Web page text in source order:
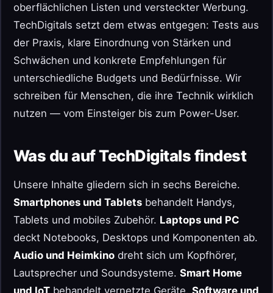
oberflächlichen Listen und versteckter Werbung.
TechDigitals setzt dem etwas entgegen: Tests aus
der Praxis, klare Einordnung von Stärken und
Schwächen und konkrete Empfehlungen für
unterschiedliche Budgets und Bedürfnisse. Wir
schreiben für Menschen, die ihre Technik wirklich
nutzen — vom Einsteiger bis zum Power-User.
Was du auf TechDigitals findest
Unsere Inhalte gliedern sich in sechs Bereiche.
Smartphones und Tablets behandelt Handys,
Tablets und mobiles Zubehör. Laptops und PC
deckt Notebooks, Desktops und Komponenten ab.
Audio und Heimkino dreht sich um Kopfhörer,
Lautsprecher und Soundsysteme. Smart Home
und IoT behandelt vernetzte Geräte. Software und